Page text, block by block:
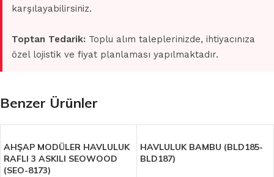
karşılayabilirsiniz.
Toptan Tedarik: Toplu alım taleplerinizde, ihtiyacınıza
özel lojistik ve fiyat planlaması yapılmaktadır.
Benzer Ürünler
AHŞAP MODÜLER HAVLULUK
RAFLI 3 ASKILI SEOWOOD
(SEO-8173)
HAVLULUK BAMBU (BLD185-
BLD187)